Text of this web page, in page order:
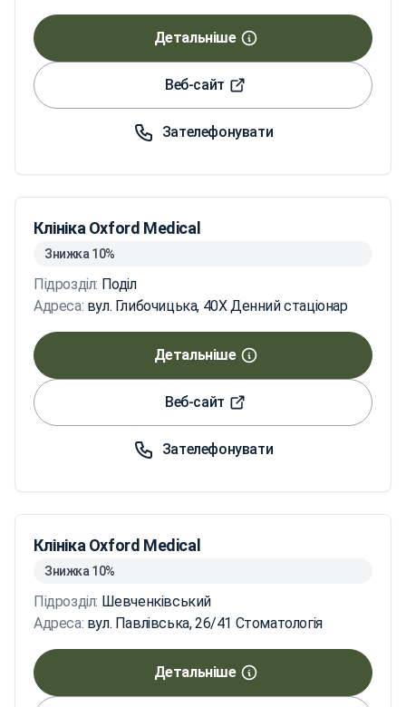
Детальніше
Веб-сайт
Зателефонувати
Клініка Oxford Medical
Знижка 10%
Підрозділ: Поділ
Адреса: вул. Глибочицька, 40X Денний стаціонар
Детальніше
Веб-сайт
Зателефонувати
Клініка Oxford Medical
Знижка 10%
Підрозділ: Шевченківський
Адреса: вул. Павлівська, 26/41 Стоматологія
Детальніше